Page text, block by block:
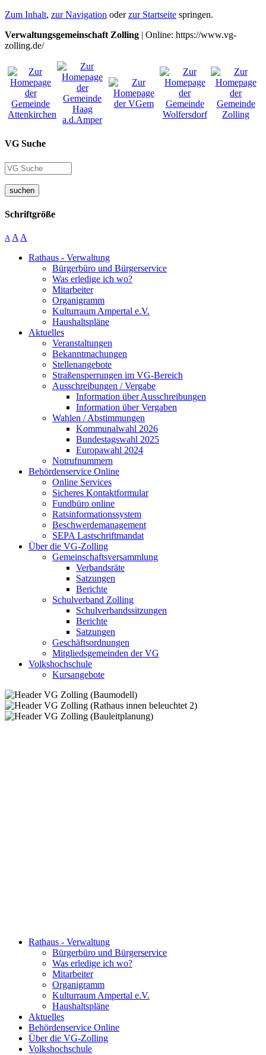
Zum Inhalt, zur Navigation oderzur Startseite springen.
Verwaltungsgemeinschaft Zolling | Online: https://www.vg-
zolling.de/
VG Suche
suchen
Schriftgröße
A A A
Rathaus - Verwaltung
Bürgerbüro und Bürgerservice
Was erledige ich wo?
Mitarbeiter
Organigramm
Kulturraum Ampertal e.V.
Haushaltspläne
Aktuelles
Veranstaltungen
Bekanntmachungen
Stellenangebote
Straßensperrungen im VG-Bereich
Ausschreibungen / Vergabe
Information über Ausschreibungen
Information über Vergaben
Wahlen / Abstimmungen
Kommunalwahl 2026
Bundestagswahl 2025
Europawahl 2024
Notrufnummern
Behördenservice Online
Online Services
Sicheres Kontaktformular
Fundbüro online
Ratsinformationssystem
Beschwerdemanagement
SEPA Lastschriftmandat
Über die VG-Zolling
Gemeinschaftsversammlung
Verbandsräte
Satzungen
Berichte
Schulverband Zolling
Schulverbandssitzungen
Berichte
Satzungen
Geschäftsordnungen
Mitgliedsgemeinden der VG
Volkshochschule
Kursangebote
Rathaus - Verwaltung
Bürgerbüro und Bürgerservice
Was erledige ich wo?
Mitarbeiter
Organigramm
Kulturraum Ampertal e.V.
Haushaltspläne
Aktuelles
Behördenservice Online
Über die VG-Zolling
Volkshochschule